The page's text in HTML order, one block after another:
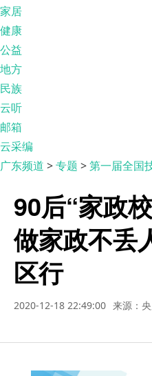
家居
健康
公益
地方
民族
云听
邮箱
云采编
广东频道 >专题 >第一届全国
90后“家政
做家政不丢
区行
2020-12-18 22:49:00 来源：